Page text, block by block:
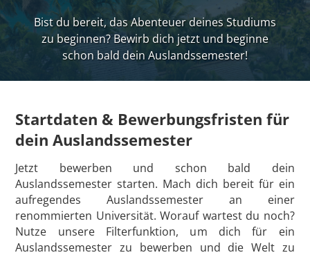
Bist du bereit, das Abenteuer deines Studiums
zu beginnen? Bewirb dich jetzt und beginne
schon bald dein Auslandssemester!
Startdaten & Bewerbungsfristen für
dein Auslandssemester
Jetzt bewerben und schon bald dein
Auslandssemester starten. Mach dich bereit für ein
aufregendes Auslandssemester an einer
renommierten Universität. Worauf wartest du noch?
Nutze unsere Filterfunktion, um dich für ein
Auslandssemester zu bewerben und die Welt zu